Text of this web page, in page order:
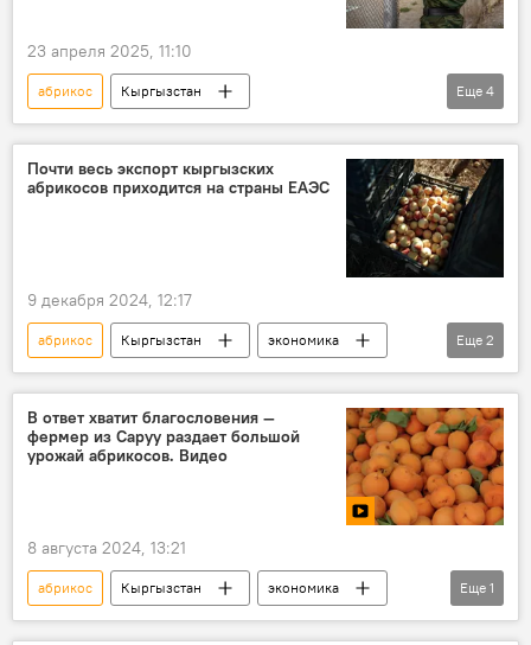
23 апреля 2025, 11:10
абрикос
Кыргызстан
Баткенская область
граница
Пограничник
контрабанда
Генеральная прокуратура
Еще 4
Почти весь экспорт кыргызских
абрикосов приходится на страны ЕАЭС
9 декабря 2024, 12:17
абрикос Кыргызстан
экономика
ЕАЭС
экспорт
Еще 2
В ответ хватит благословения —
фермер из Саруу раздает большой
урожай абрикосов. Видео
8 августа 2024, 13:21
абрикос Кыргызстан
экономика
раздача
Еще 1